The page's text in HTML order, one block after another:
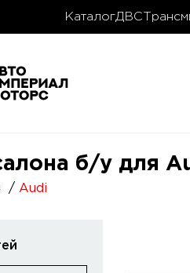
КаталогДВС
б/у для
Audi